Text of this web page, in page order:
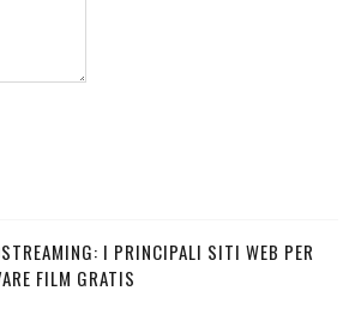
I PRINCIPALI SITI WEB PER
FILM GRATIS